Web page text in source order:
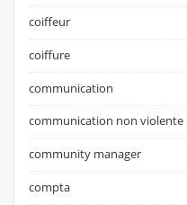
coiffeur
coiffure
communication
communication non violente
community manager
compta